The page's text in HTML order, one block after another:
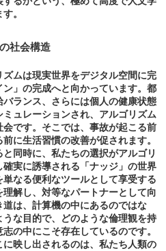
。
社会構造
ムは現実世界をデジタル空間に完
」の完成へと向かっています。都
ランス、さらには個人の健康状態
ュレーションされ、アルゴリズム
です。そこでは、事故が起こる前
に生活習慣の改善が促されます。
同時に、私たちの選択がアルゴリ
実に誘導される「ナッジ」の世界
なる便利なツールとして享受する
解し、対等なパートナーとして向
は、計算機の中にあるのではな
な目的で、どのような倫理観を持
の中にこそ存在しているのです。
映し出されるのは、私たち人類の